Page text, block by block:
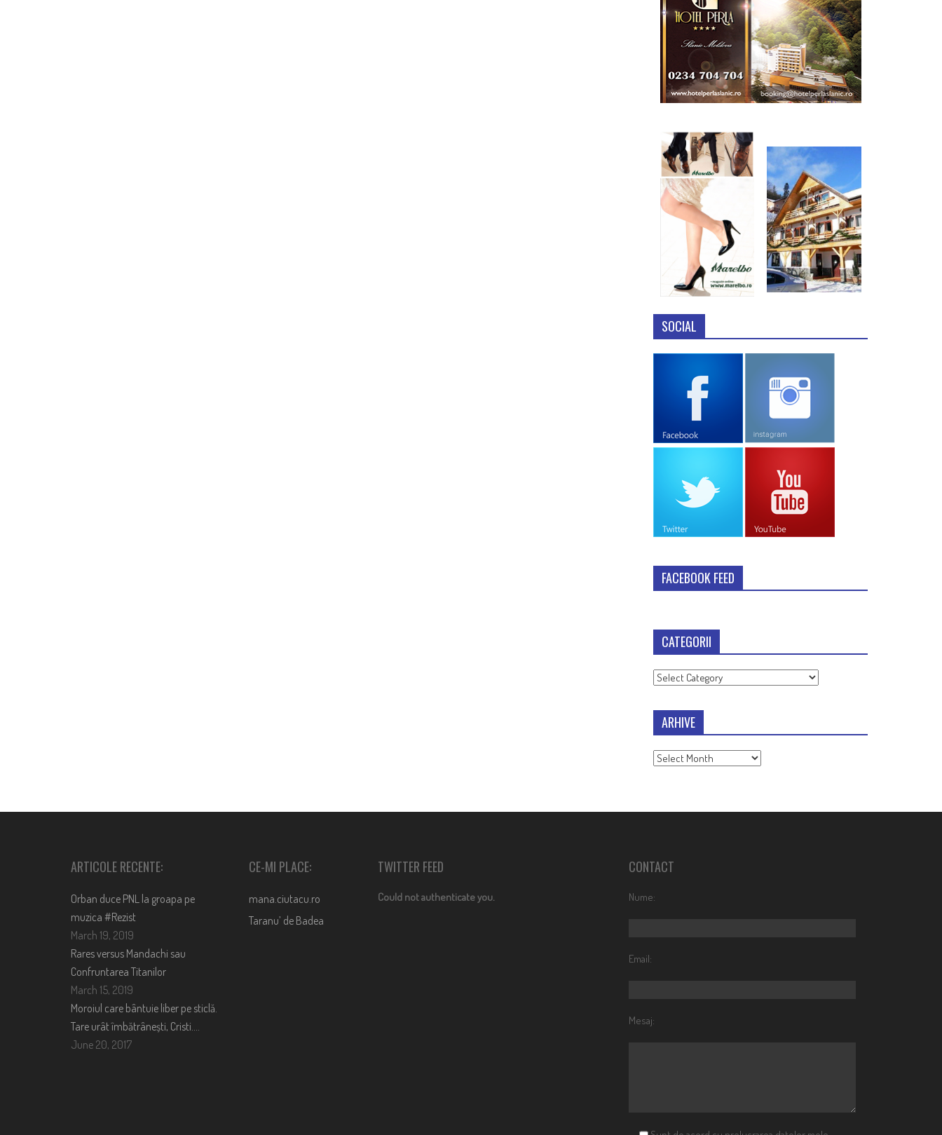
SOCIAL
FACEBOOK FEED
CATEGORII
Categorii
ARHIVE
Arhive
ARTICOLE RECENTE:
Orban duce PNL la groapa pe
muzica #Rezist
March 19, 2019
Rares versus Mandachi sau
Confruntarea Titanilor
March 15, 2019
Moroiul care bântuie liber pe sticlă.
Tare urât îmbătrânești, Cristi….
June 20, 2017
CE-MI PLACE:
mana.ciutacu.ro
Taranu’ de Badea
TWITTER FEED
Could not authenticate you.
CONTACT
Nume:
Email:
Mesaj: